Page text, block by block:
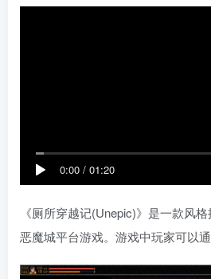
0:00 / 01:20
《厕所穿越记(Unepic)》是一款风
恶魔城平台游戏。游戏中玩家可以